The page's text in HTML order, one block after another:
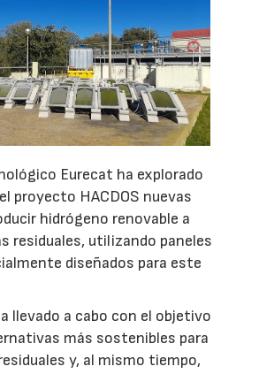
Eurecat ha explorado
proyecto HACDOS nuevas
hidrógeno renovable a
residuales, utilizando paneles
diseñados para este
llevado a cabo con el objetivo
más sostenibles para
y, al mismo tiempo,